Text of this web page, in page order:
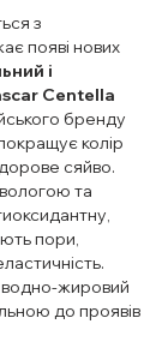
з
появі нових
і
Centella
бренду
колір
сяйво.
та
пори,
водно-жировий
до проявів